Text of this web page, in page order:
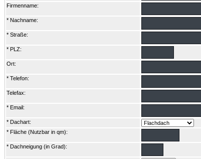
Firmenname:
* Nachname:
* Straße:
* PLZ:
Ort:
* Telefon:
Telefax:
* Email:
* Dachart:
* Fläche (Nutzbar in qm):
* Dachneigung (in Grad):